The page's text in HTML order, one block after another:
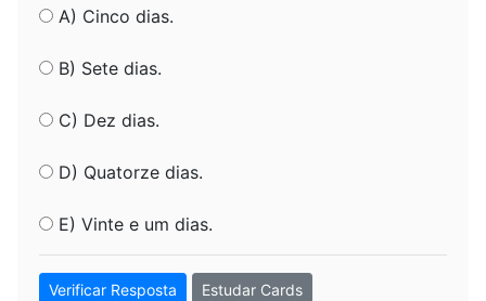
A) Cinco dias.
B) Sete dias.
C) Dez dias.
D) Quatorze dias.
E) Vinte e um dias.
Verificar Resposta Estudar Cards